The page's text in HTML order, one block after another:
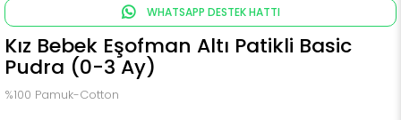
WHATSAPP DESTEK HATTI
Kız Bebek Eşofman Altı Patikli Basic
Pudra (0-3 Ay)
%100 Pamuk-Cotton